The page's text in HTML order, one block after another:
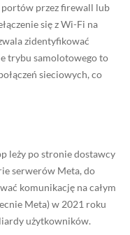
portów przez firewall lub
się z Wi-Fi na
zidentyfikować
trybu samolotowego to
sieciowych, co
leży po stronie dostawcy
serwerów Meta, do
komunikację na całym
Meta) w 2021 roku
użytkowników.